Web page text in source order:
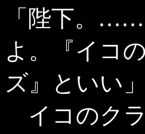
「陛下。
よ。『イコ
ズ』といい」
イコのク